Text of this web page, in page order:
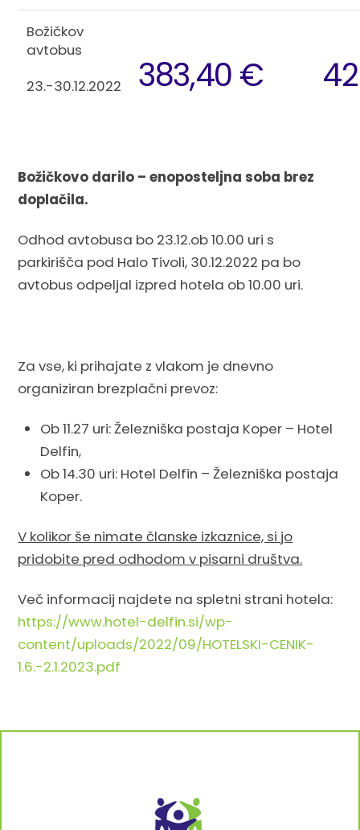
Božičkov
avtobus
23.-30.12.2022
383,40 €
Božičkovo darilo – enoposteljna soba brez
doplačila.
Odhod avtobusa bo 23.12.ob 10.00 uri s
parkirišča pod Halo Tivoli, 30.12.2022 pa bo
avtobus odpeljal izpred hotela ob 10.00 uri.
Za vse, ki prihajate z vlakom je dnevno
organiziran brezplačni prevoz:
Ob 11.27 uri: Železniška postaja Koper – Hotel
Delfin,
Ob 14.30 uri: Hotel Delfin – Železniška postaja
Koper.
V kolikor še nimate članske izkaznice, si jo
pridobite pred odhodom v pisarni društva.
Več informacij najdete na spletni strani hotela:
https://www.hotel-delfin.si/wp-
content/uploads/2022/09/HOTELSKI-CENIK-
1.6.-2.1.2023.pdf